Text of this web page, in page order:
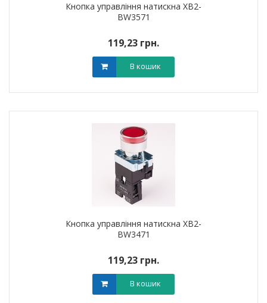
Кнопка управління натискна XB2-
BW3571
119,23 грн.
В кошик
Кнопка управління натискна XB2-
BW3471
119,23 грн.
В кошик